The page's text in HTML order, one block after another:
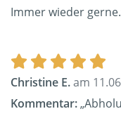
Immer wieder
Christine E.am
Kommentar: